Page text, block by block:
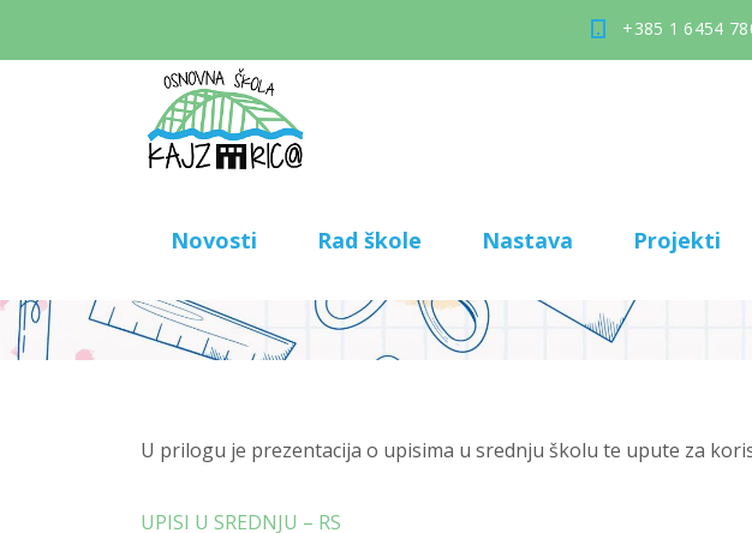
+385 1 6454
Novosti Rad škole Nastava Projekti
U prilogu je prezentacija o upisima u srednju školu te upute za
UPISI U SREDNJU – RS